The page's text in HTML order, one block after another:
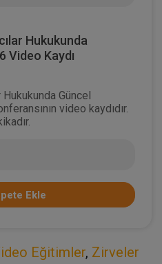
Hukukunda
Video Kaydı
Hukukunda Güncel
video kaydıdır.
Ekle
Eğitimler, Zirveler